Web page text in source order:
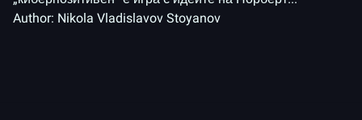
Author: Nikola Vladislavov Stoyanov